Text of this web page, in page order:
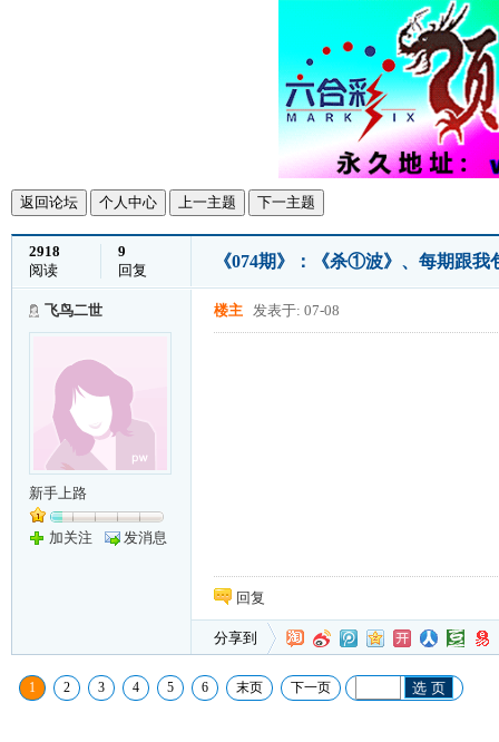
返回论坛 个人中心 上一主题 下一主题
2918
阅读
9
回复
《074期》：《杀①波》、每期跟
飞鸟二世
新手上路
加关注 发消息
楼主 发表于: 07-08
回复
分享到
1 2 3 4 5 6 末页 下一页 选 页